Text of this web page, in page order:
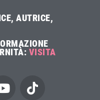
AUTRICE,
VISITA